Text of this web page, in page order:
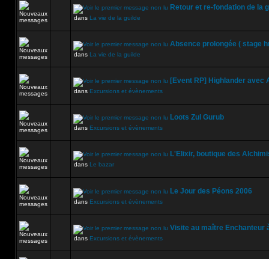
Retour et re-fondation de la
dans La vie de la guilde
Absence prolongée ( stage
dans La vie de la guilde
[Event RP] Highlander avec
dans Excursions et évènements
Loots Zul Gurub
dans Excursions et évènements
L'Elixir, boutique des
dans Le bazar
Le Jour des Péons 2006
dans Excursions et évènements
Visite au maître Enchanteur
dans Excursions et évènements